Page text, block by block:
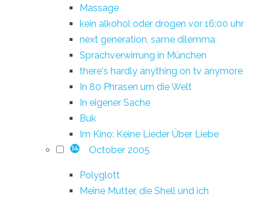
Massage
kein alkohol oder drogen vor 16:00 uhr
next generation, same dilemma
Sprachverwirrung in München
there's hardly anything on tv anymore
In 80 Phrasen um die Welt
In eigener Sache
Buk
Im Kino: Keine Lieder Über Liebe
14 October 2005
Polyglott
Meine Mutter, die Shell und ich